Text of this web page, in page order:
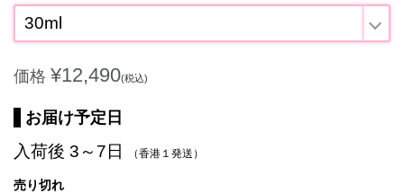
30ml
価格 ¥12,490(税込)
お届け予定日
入荷後 3～7日 （香港１発送）
売り切れ